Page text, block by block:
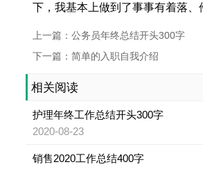
下，我基本上做到了事事有着落、
上一篇：公务员年终总结开头300字
下一篇：简单的入职自我介绍
相关阅读
护理年终工作总结开头300字
2020-08-23
销售2020工作总结400字